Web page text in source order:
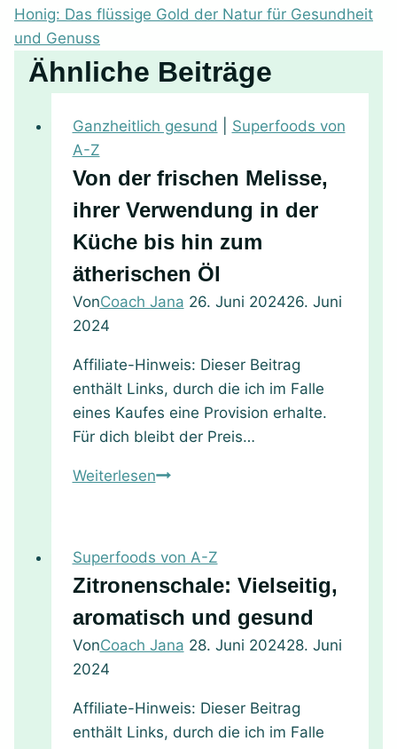
Honig: Das flüssige Gold der Natur für Gesundheit
und Genuss
Ähnliche Beiträge
Ganzheitlich gesund
Superfoods von
A-Z
Von der frischen Melisse,
ihrer Verwendung in der
Küche bis hin zum
ätherischen Öl
VonCoach Jana 26. Juni 202426. Juni
2024
Affiliate-Hinweis: Dieser Beitrag
enthält Links, durch die ich im Falle
eines Kaufes eine Provision erhalte.
Für dich bleibt der Preis…
WeiterlesenVon
Melisse,
Verwendung
in
der
hin
zum
Superfoods von A-Z
Zitronenschale: Vielseitig,
aromatisch und gesund
VonCoach Jana 28. Juni 202428. Juni
2024
Affiliate-Hinweis: Dieser Beitrag
enthält Links, durch die ich im Falle